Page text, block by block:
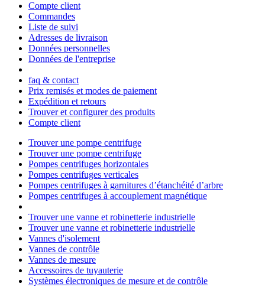
Compte client
Commandes
Liste de suivi
Adresses de livraison
Données personnelles
Données de l'entreprise
faq & contact
Prix remisés et modes de paiement
Expédition et retours
Trouver et configurer des produits
Compte client
Trouver une pompe centrifuge
Trouver une pompe centrifuge
Pompes centrifuges horizontales
Pompes centrifuges verticales
Pompes centrifuges à garnitures d’étanchéité d’arbre
Pompes centrifuges à accouplement magnétique
Trouver une vanne et robinetterie industrielle
Trouver une vanne et robinetterie industrielle
Vannes d'isolement
Vannes de contrôle
Vannes de mesure
Accessoires de tuyauterie
Systèmes électroniques de mesure et de contrôle